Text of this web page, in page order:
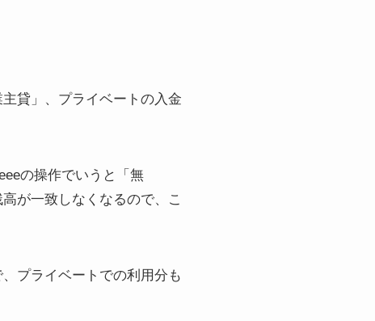
貸」、プライベートの入金
の操作でいうと「無
が一致しなくなるので、こ
プライベートでの利用分も